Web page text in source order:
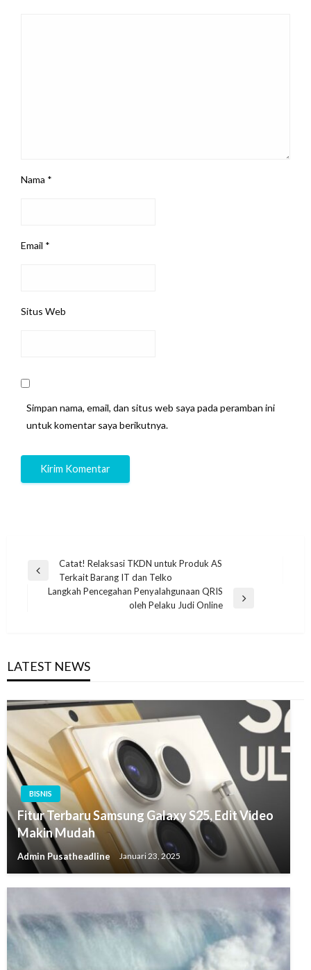
Nama *
Email *
Situs Web
Simpan nama, email, dan situs web saya pada peramban ini
untuk komentar saya berikutnya.
Navigasi
pos
Previous
Catat! Relaksasi TKDN untuk Produk AS
Terkait Barang IT dan Telko
Langkah Pencegahan Penyalahgunaan QRIS
oleh Pelaku Judi Online
LATEST NEWS
BISNIS
Fitur Terbaru Samsung Galaxy S25, Edit Video
Makin Mudah
Admin Pusatheadline Januari 23, 2025